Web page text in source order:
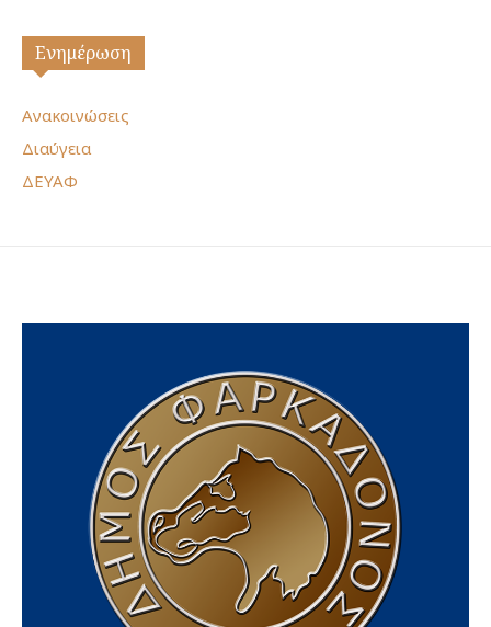
Ενημέρωση
Ανακοινώσεις
Διαύγεια
ΔΕΥΑΦ